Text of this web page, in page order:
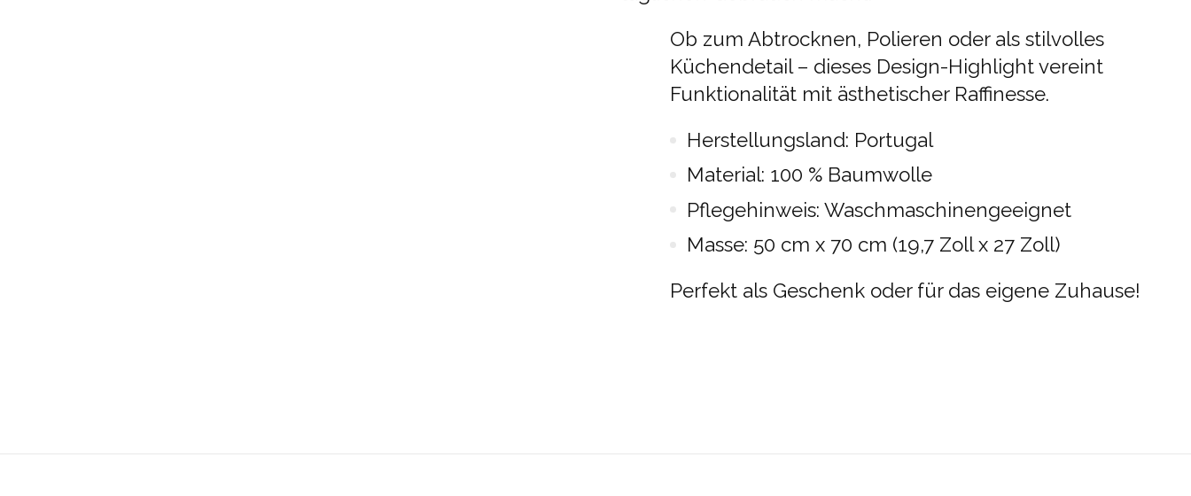
Ob zum Abtrocknen, Polieren oder als stilvolles
Küchendetail – dieses Design-Highlight vereint
Funktionalität mit ästhetischer Raffinesse.
Herstellungsland: Portugal
Material: 100 % Baumwolle
Pflegehinweis: Waschmaschinengeeignet
Masse: 50 cm x 70 cm (19,7 Zoll x 27 Zoll)
Perfekt als Geschenk oder für das eigene Zuhause!